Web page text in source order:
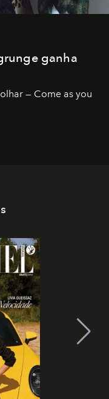
ganha
— Come as you